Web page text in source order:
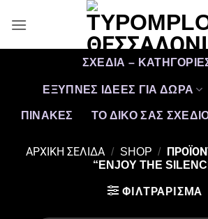
στο
ΣΧΕΔΙΑ –
ΕΞΥΠΝΕΣ ΙΔΕΕΣ ΓΙΑ ΔΩΡΑ
ΠΙΝΑΚΕΣ ΤΟ ΔΙΚΟ ΣΑΣ
ΑΡΧΙΚΉ ΣΕΛΊΔΑ / SHOP /
“ENJOY THE
ΦΙΛΤΡΆΡΙΣΜΑ